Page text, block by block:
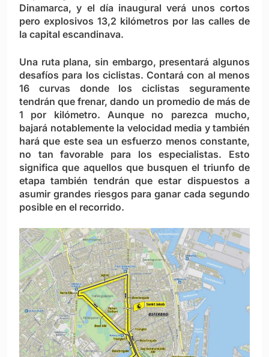
Dinamarca, y el día inaugural verá unos cortos
pero explosivos 13,2 kilómetros por las calles de
la capital escandinava.
Una ruta plana, sin embargo, presentará algunos
desafíos para los ciclistas. Contará con al menos
16 curvas donde los ciclistas seguramente
tendrán que frenar, dando un promedio de más de
1 por kilómetro. Aunque no parezca mucho,
bajará notablemente la velocidad media y también
hará que este sea un esfuerzo menos constante,
no tan favorable para los especialistas. Esto
significa que aquellos que busquen el triunfo de
etapa también tendrán que estar dispuestos a
asumir grandes riesgos para ganar cada segundo
posible en el recorrido.